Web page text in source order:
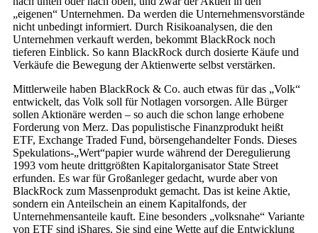
„eigenen“ Unternehmen. Da werden die Unternehmensvorstände
nicht unbedingt informiert. Durch Risikoanalysen, die den
Unternehmen verkauft werden, bekommt BlackRock noch
tieferen Einblick. So kann BlackRock durch dosierte Käufe und
Verkäufe die Bewegung der Aktienwerte selbst verstärken.
Mittlerweile haben BlackRock & Co. auch etwas für das „Volk“
entwickelt, das Volk soll für Notlagen vorsorgen. Alle Bürger
sollen Aktionäre werden – so auch die schon lange erhobene
Forderung von Merz. Das populistische Finanzprodukt heißt
ETF, Exchange Traded Fund, börsengehandelter Fonds. Dieses
Spekulations-„Wert“papier wurde während der Deregulierung
1993 vom heute drittgrößten Kapitalorganisator State Street
erfunden. Es war für Großanleger gedacht, wurde aber von
BlackRock zum Massenprodukt gemacht. Das ist keine Aktie,
sondern ein Anteilschein an einem Kapitalfonds, der
Unternehmensanteile kauft. Eine besonders „volksnahe“ Variante
von ETF sind iShares. Sie sind eine Wette auf die Entwicklung